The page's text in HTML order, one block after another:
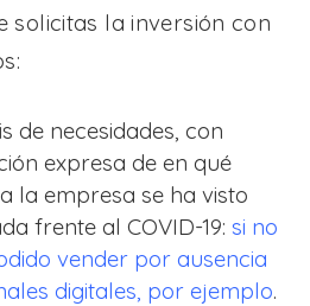
solicitas la inversión con
de necesidades, con
expresa de en qué
la empresa se ha visto
frente al COVID-19: si no
vender por ausencia
digitales, por ejemplo.